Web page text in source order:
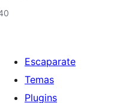
Escaparate
Temas
Plugins